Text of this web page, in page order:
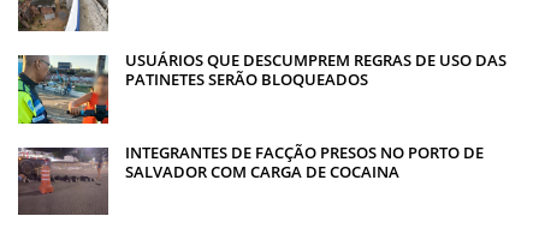
USUÁRIOS QUE DESCUMPREM REGRAS DE USO DAS
PATINETES SERÃO BLOQUEADOS
INTEGRANTES DE FACÇÃO PRESOS NO PORTO DE
SALVADOR COM CARGA DE COCAINA